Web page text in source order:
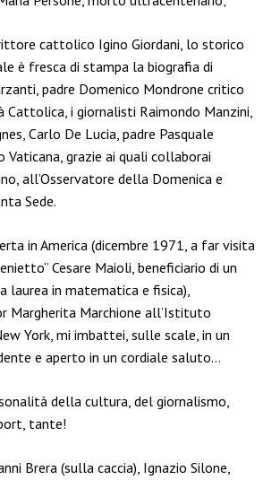
cattolico Igino Giordani, lo storico
è fresca di stampa la biografia di
padre Domenico Mondrone critico
i giornalisti Raimondo Manzini,
Carlo De Lucia, padre Pasquale
Vaticana, grazie ai quali collaborai
all’Osservatore della Domenica e
Sede.
in America (dicembre 1971, a far visita
Cesare Maioli, beneficiario di un
laurea in matematica e fisica),
Margherita Marchione all’Istituto
York, mi imbattei, sulle scale, in un
e aperto in un cordiale saluto…
della cultura, del giornalismo,
tante!
Brera (sulla caccia), Ignazio Silone,